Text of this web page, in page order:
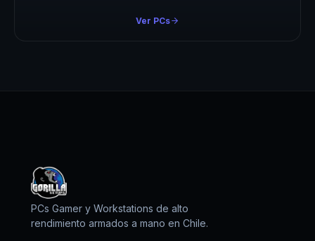
Ver PCs
PCs Gamer y Workstations de alto
rendimiento armados a mano en Chile.